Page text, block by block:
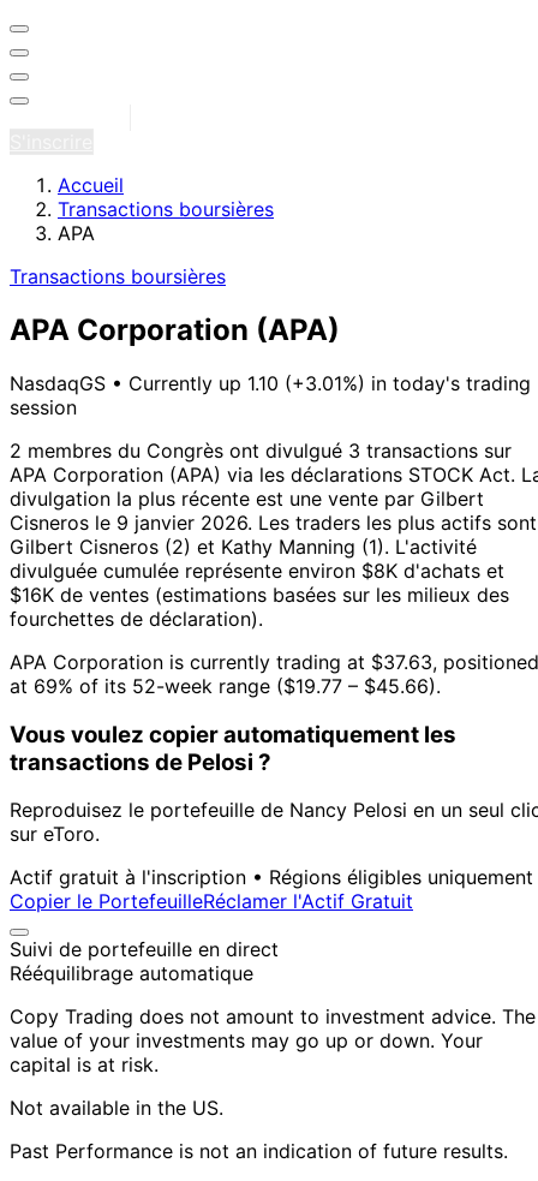
Accueil
Transactions boursières
APA
Transactions boursières
APA Corporation (APA)
NasdaqGS • Currently up 1.10 (+3.01%) in today's trading
session
2 membres du Congrès ont divulgué 3 transactions sur
APA Corporation (APA) via les déclarations STOCK Act.
divulgation la plus récente est une vente par Gilbert
Cisneros le 9 janvier 2026. Les traders les plus actifs sont
Gilbert Cisneros (2) et Kathy Manning (1). L'activité
divulguée cumulée représente environ $8K d'achats et
$16K de ventes (estimations basées sur les milieux des
fourchettes de déclaration).
APA Corporation is currently trading at $37.63, positioned
at 69% of its 52-week range ($19.77 – $45.66).
Vous voulez copier automatiquement les
transactions de Pelosi ?
Reproduisez le portefeuille de Nancy Pelosi en un seul
sur eToro.
Actif gratuit à l'inscription • Régions éligibles uniquement
Copier le PortefeuilleRéclamer l'Actif Gratuit
Suivi de portefeuille en direct
Rééquilibrage automatique
Copy Trading does not amount to investment advice. The
value of your investments may go up or down. Your
capital is at risk.
Not available in the US.
Past Performance is not an indication of future results.